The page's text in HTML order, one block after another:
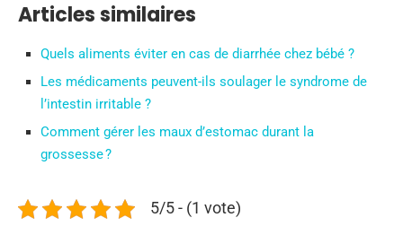
Articles similaires
Quels aliments éviter en cas de diarrhée chez bébé ?
Les médicaments peuvent-ils soulager le syndrome de
l’intestin irritable ?
Comment gérer les maux d’estomac durant la
grossesse ?
5/5 - (1 vote)